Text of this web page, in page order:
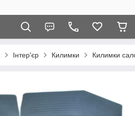
Інтер'єр Килимки Килимки